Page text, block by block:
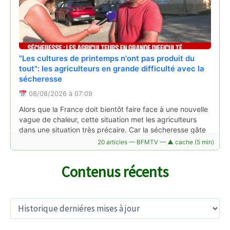
Mots fléchés, mots croisés, 7 différences...
l'agence d'attractivité de l'Allier lance son premier
cahier de jeux
06/08/2026 à 15:49
"Mes jeux bourbonnais", c'est le nom du cahier de jeux
vacances d'été 2026. Une manière de faire (re)découvrir
le territoire de manière ludique.
"Les cultures de printemps n'ont pas produit du
tout": les agriculteurs en grande difficulté avec la
sécheresse
08/08/2026 à 07:09
Alors que la France doit bientôt faire face à une nouvelle
vague de chaleur, cette situation met les agriculteurs
dans une situation très précaire. Car la sécheresse gâte
Lire la suite →
20 articles — BFMTV — ▲ cache (5 min)
Contenus récents